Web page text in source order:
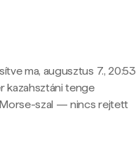
ma, augusztus 7., 20:53
kazahsztáni tenge
Morse-szal — nincs rejtett